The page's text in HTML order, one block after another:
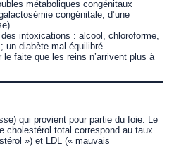
métaboliques congénitaux
congénitale, d’une
intoxications : alcool, chloroforme,
diabète mal équilibré.
le faite que les reins n’arrivent plus à
qui provient pour partie du foie. Le
cholestérol total correspond au taux
») et LDL (« mauvais